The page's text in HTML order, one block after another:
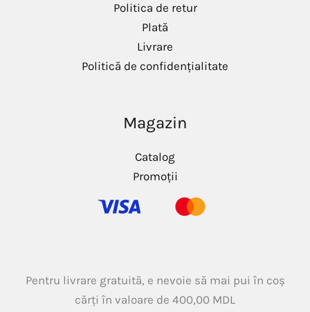
Politica de retur
Plată
Livrare
Politică de confidențialitate
Magazin
Catalog
Promoții
Pentru livrare gratuită, e nevoie să mai pui în coș
cărți în valoare de 400,00 MDL